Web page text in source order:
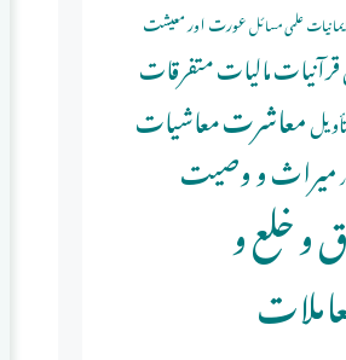
علمی مسائلعورت اور معیشت
قرآنیاتمالیاتمتفرقات
معاشرتمعاشیات
میراث و وصیت
و خلع و